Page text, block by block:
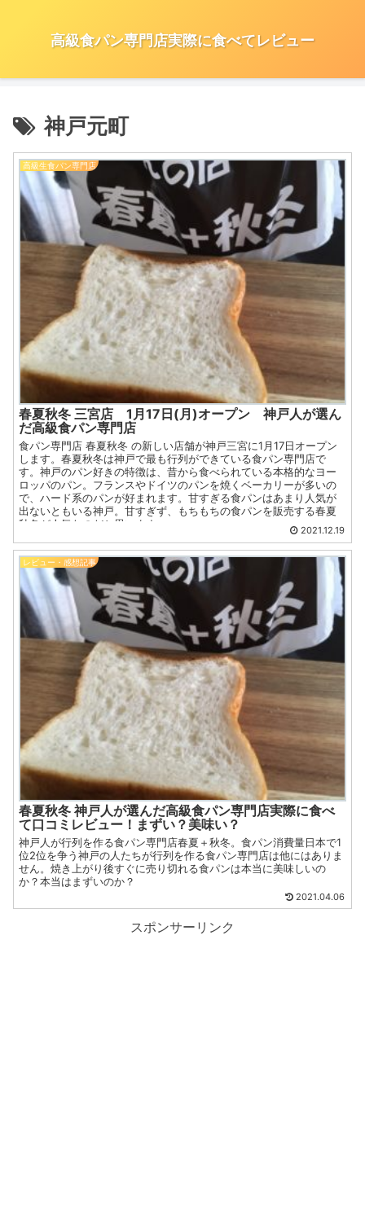
高級食パン専門店実際に食べてレビュー
神戸元町
高級生食パン専門店
春夏秋冬 三宮店 1月17日(月)オープン 神戸人が選ん
だ高級食パン専門店
食パン専門店 春夏秋冬 の新しい店舗が神戸三宮に1月17日オープン
します。春夏秋冬は神戸で最も行列ができている食パン専門店で
す。神戸のパン好きの特徴は、昔から食べられている本格的なヨー
ロッパのパン。フランスやドイツのパンを焼くベーカリーが多いの
で、ハード系のパンが好まれます。甘すぎる食パンはあまり人気が
出ないともいる神戸。甘すぎず、もちもちの食パンを販売する春夏
秋冬が人気なのだと思います。
2021.12.19
レビュー・感想記事
春夏秋冬 神戸人が選んだ高級食パン専門店実際に食べ
て口コミレビュー！まずい？美味い？
神戸人が行列を作る食パン専門店春夏＋秋冬。食パン消費量日本で1
位2位を争う神戸の人たちが行列を作る食パン専門店は他にはありま
せん。焼き上がり後すぐに売り切れる食パンは本当に美味しいの
か？本当はまずいのか？
2021.04.06
スポンサーリンク